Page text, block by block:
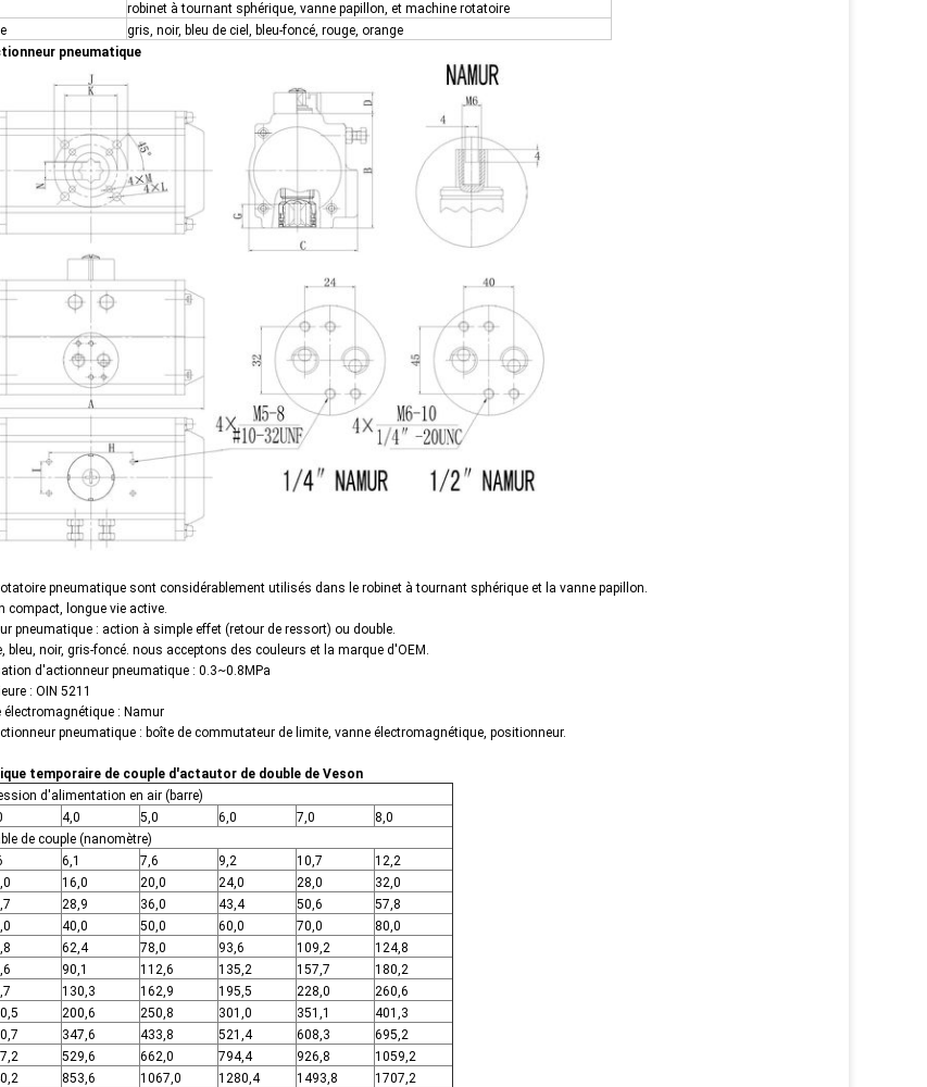
robinet à tournant sphérique, vanne papillon, et machine rotatoire
gris, noir, bleu de ciel, bleu-foncé, rouge, orange
pneumatique
pneumatique sont considérablement utilisés dans le robinet à tournant sphérique et la vanne papillon.
compact, longue vie active.
pneumatique : action à simple effet (retour de ressort) ou double.
bleu, noir, gris-foncé. nous acceptons des couleurs et la marque d'OEM.
d'actionneur pneumatique : 0.3~0.8MPa
: OIN 5211
électromagnétique : Namur
pneumatique : boîte de commutateur de limite, vanne électromagnétique, positionneur.
temporaire de couple d'actautor de double de Veson
d'alimentation en air (barre)
4,0 5,0 6,0 7,0
8,0
de couple (nanomètre)
6,1 7,6 9,2 10,7
12,2
16,0 20,0 24,0 28,0
32,0
28,9 36,0 43,4 50,6
57,8
40,0 50,0 60,0 70,0
80,0
62,4 78,0 93,6 109,2
124,8
90,1 112,6 135,2 157,7
180,2
130,3 162,9 195,5 228,0
260,6
200,6 250,8 301,0 351,1
401,3
347,6 433,8 521,4 608,3
695,2
529,6 662,0 794,4 926,8
1059,2
853,6 1067,0 1280,4 1493,8
1707,2